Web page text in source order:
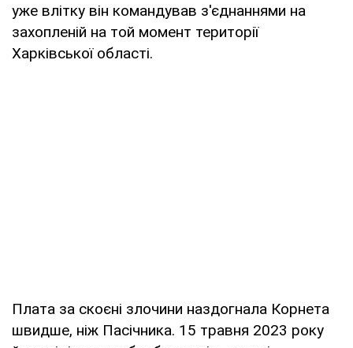
уже влітку він командував з'єднаннями на
захопленій на той момент території
Харківської області.
Плата за скоєні злочини наздогнала Корнета
швидше, ніж Пасічника. 15 травня 2023 року